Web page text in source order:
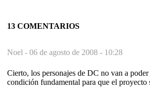
13 COMENTARIOS
Noel - 06 de agosto de 2008 - 10:28
Cierto, los personajes de DC no van a poder
condición fundamental para que el proyecto